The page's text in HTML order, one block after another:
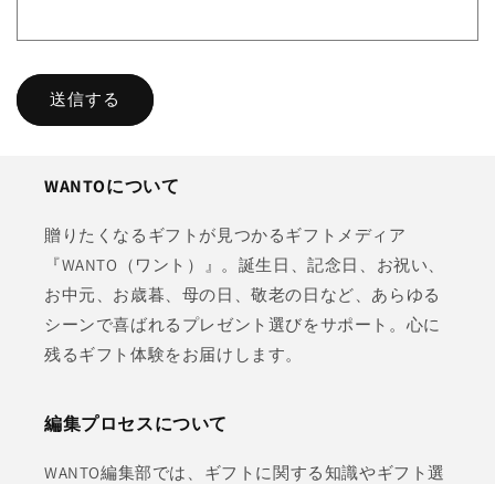
送信する
WANTOについて
贈りたくなるギフトが見つかるギフトメディア
『WANTO（ワント）』。誕生日、記念日、お祝い、
お中元、お歳暮、母の日、敬老の日など、あらゆる
シーンで喜ばれるプレゼント選びをサポート。心に
残るギフト体験をお届けします。
編集プロセスについて
WANTO編集部では、ギフトに関する知識やギフト選